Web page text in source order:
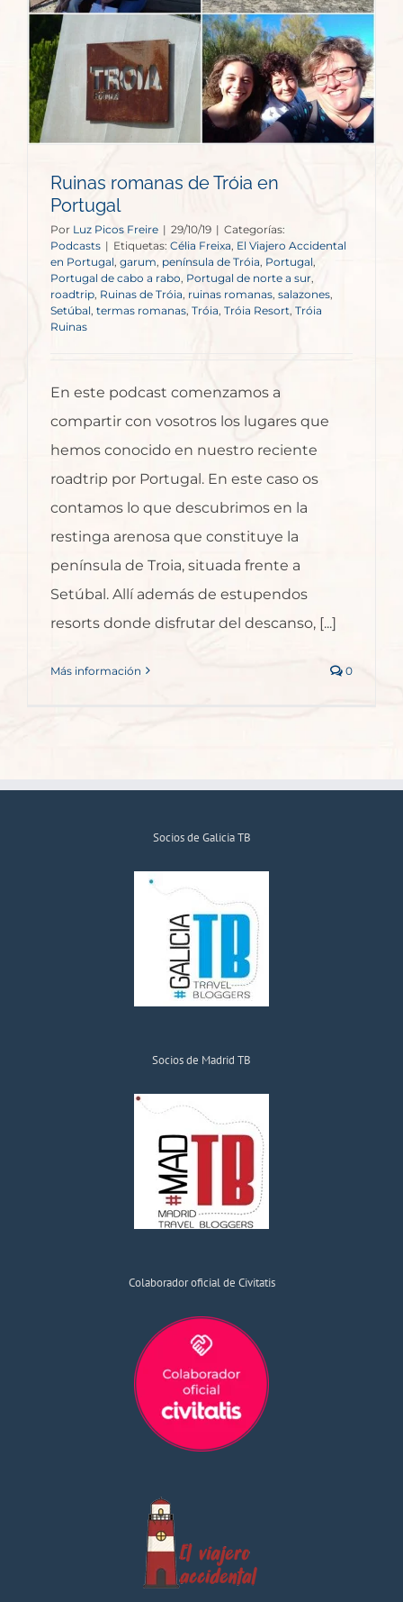
Ruinas romanas de Tróia en
Portugal
Por Luz Picos Freire | 29/10/19 | Categorías:
Podcasts | Etiquetas: Célia Freixa, El Viajero Accidental
en Portugal, garum península de Tróia Portugal,
Portugal de cabo a rabo, Portugal de norte a sur
roadtrip, Ruinas de Tróia, ruinas romanas, salazones,
Setúbal termas romanas, Tróia Tróia Resort Tróia
Ruinas
En este podcast comenzamos a
compartir con vosotros los lugares que
hemos conocido en nuestro reciente
roadtrip por Portugal. En este caso os
contamos lo que descubrimos en la
restinga arenosa que constituye la
península de Troia, situada frente a
Setúbal. Allí además de estupendos
resorts donde disfrutar del descanso, [...]
Más información 0
Socios de Galicia TB
Socios de Madrid TB
Colaborador oficial de Civitatis